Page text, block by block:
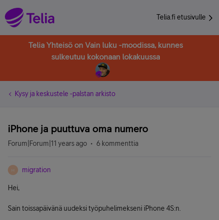
Telia.fi etusivulle
Telia Yhteisö on Vain luku -moodissa, kunnes
sulkeutuu kokonaan lokakuussa
Kysy ja keskustele -palstan arkisto
iPhone ja puuttuva oma numero
Forum|Forum|11 years ago 6 kommenttia
M migration
Hei,
Sain toissapäivänä uudeksi työpuhelimekseni iPhone 4S:n.